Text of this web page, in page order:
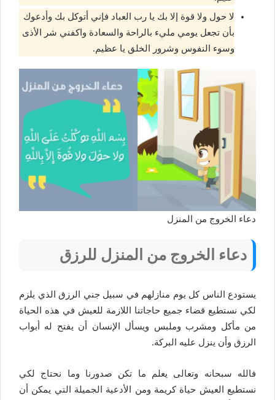
لا حول ولا قوة إلا بك يا رب العباد فإني أتوكل بك وأدعوك
بأن تجعل يومي مليء بالراحة والسعادة واكفني شر الأذى
وسوء النفوس وشرور الخلق يا عظيم.
دعاء الخروج من المنزل
دعاء الخروج من المنزل للرزق
يستودع الناس كل يوم منازلهم في سبيل جني الرزق الذي يلزم
لكي نستطيع قضاء جميع حاجاتنا اللازمة للعيش في هذه الحياة
من مأكل ومشرب وملبس ويسأل الإنسان أن يفتح له أبواب
الرزق وأن ينزل عليه البركة.
فالله سبحانه وتعالى يعلم ما تكن صدورنا وما نحتاج لكي
نستطيع العيش حياة كريمة ومن الأدعية الجميلة التي يمكن أن